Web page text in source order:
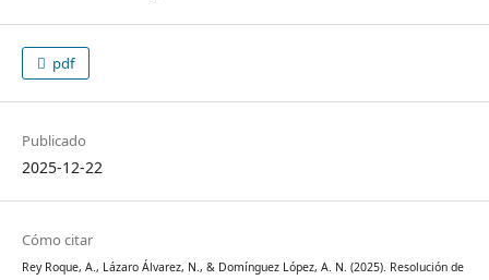
pdf
Publicado
2025-12-22
Cómo citar
Rey Roque, A., Lázaro Álvarez, N., & Domínguez López, A. N. (2025). Resolución de